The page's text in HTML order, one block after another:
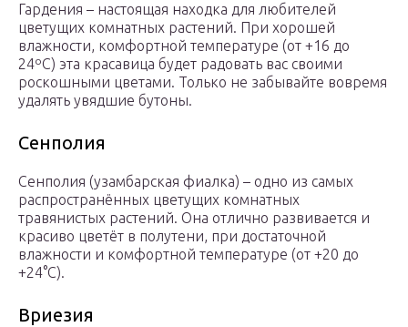
Гардения – настоящая находка для любителей
цветущих комнатных растений. При хорошей
влажности, комфортной температуре (от +16 до
24ºC) эта красавица будет радовать вас своими
роскошными цветами. Только не забывайте вовремя
удалять увядшие бутоны.
Сенполия
Сенполия (узамбарская фиалка) – одно из самых
распространённых цветущих комнатных
травянистых растений. Она отлично развивается и
красиво цветёт в полутени, при достаточной
влажности и комфортной температуре (от +20 до
+24°C).
Вриезия